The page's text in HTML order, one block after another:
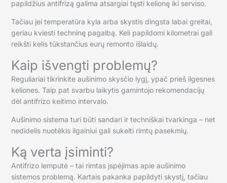
papildžius antifrizą galima atsargiai tęsti kelionę iki serviso.
Tačiau jei temperatūra kyla arba skystis dingsta labai greitai,
geriau kviesti techninę pagalbą. Keli papildomi kilometrai gali
reikšti kelis tūkstančius eurų remonto išlaidų.
Kaip išvengti problemų?
Reguliariai tikrinkite aušinimo skysčio lygį, ypač prieš ilgesnes
keliones. Taip pat svarbu laikytis gamintojo rekomendacijų
dėl antifrizo keitimo intervalo.
Aušinimo sistema turi būti sandari ir techniškai tvarkinga – net
nedidelis nuotėkis ilgainiui gali sukelti rimtų pasekmių.
Ką verta įsiminti?
Antifrizo lemputė – tai rimtas įspėjimas apie aušinimo
sistemos problemą. Kartais pakanka papildyti skystį, tačiau